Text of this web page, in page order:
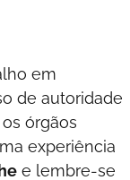
em
de autoridade
órgãos
experiência
e lembre-se